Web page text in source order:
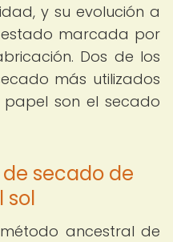
y su evolución a
marcada por
Dos de los
más utilizados
son el secado
secado de
sol
ancestral de